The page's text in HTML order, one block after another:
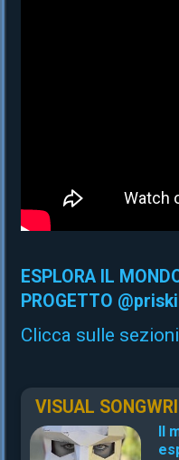
ESPLORA IL
PROGETTO
Clicca sulle sezioni
VISUAL
Il